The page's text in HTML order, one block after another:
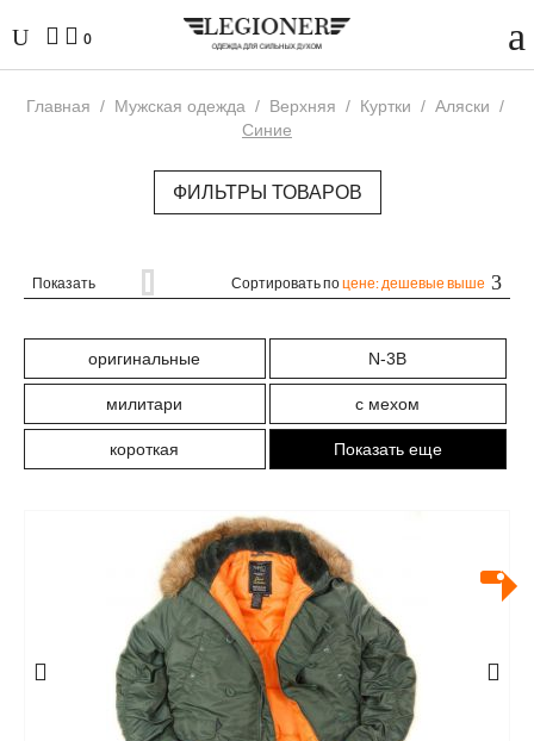
0
Главная / Мужская одежда / Верхняя / Куртки / Аляски /
Синие
ФИЛЬТРЫ ТОВАРОВ
Показать Сортировать поцене: дешевые выше
оригинальные N-3B
милитари с мехом
короткая Показать еще